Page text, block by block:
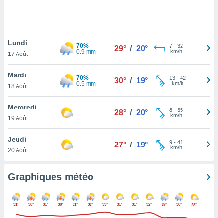
pas
de
à
cas,
que
sur le
et que
ne
Lundi
17 Août
70%
0.9 mm
29° / 20° 7- 32
km/h
Mardi
18 Août
70%
0.5 mm
30° / 19° 13- 42
km/h
Mercredi
19 Août
28° / 20° 8- 35
km/h
Jeudi
20 Août
27° / 19° 9- 41
km/h
Graphiques météo
31° 30° 31° 30° 31° 32° 33° 31° 31° 32° 29° 30° 28°